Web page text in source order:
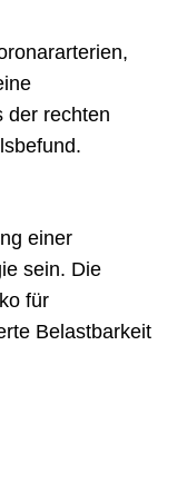
der rechten
einer
sein. Die
für
Belastbarkeit